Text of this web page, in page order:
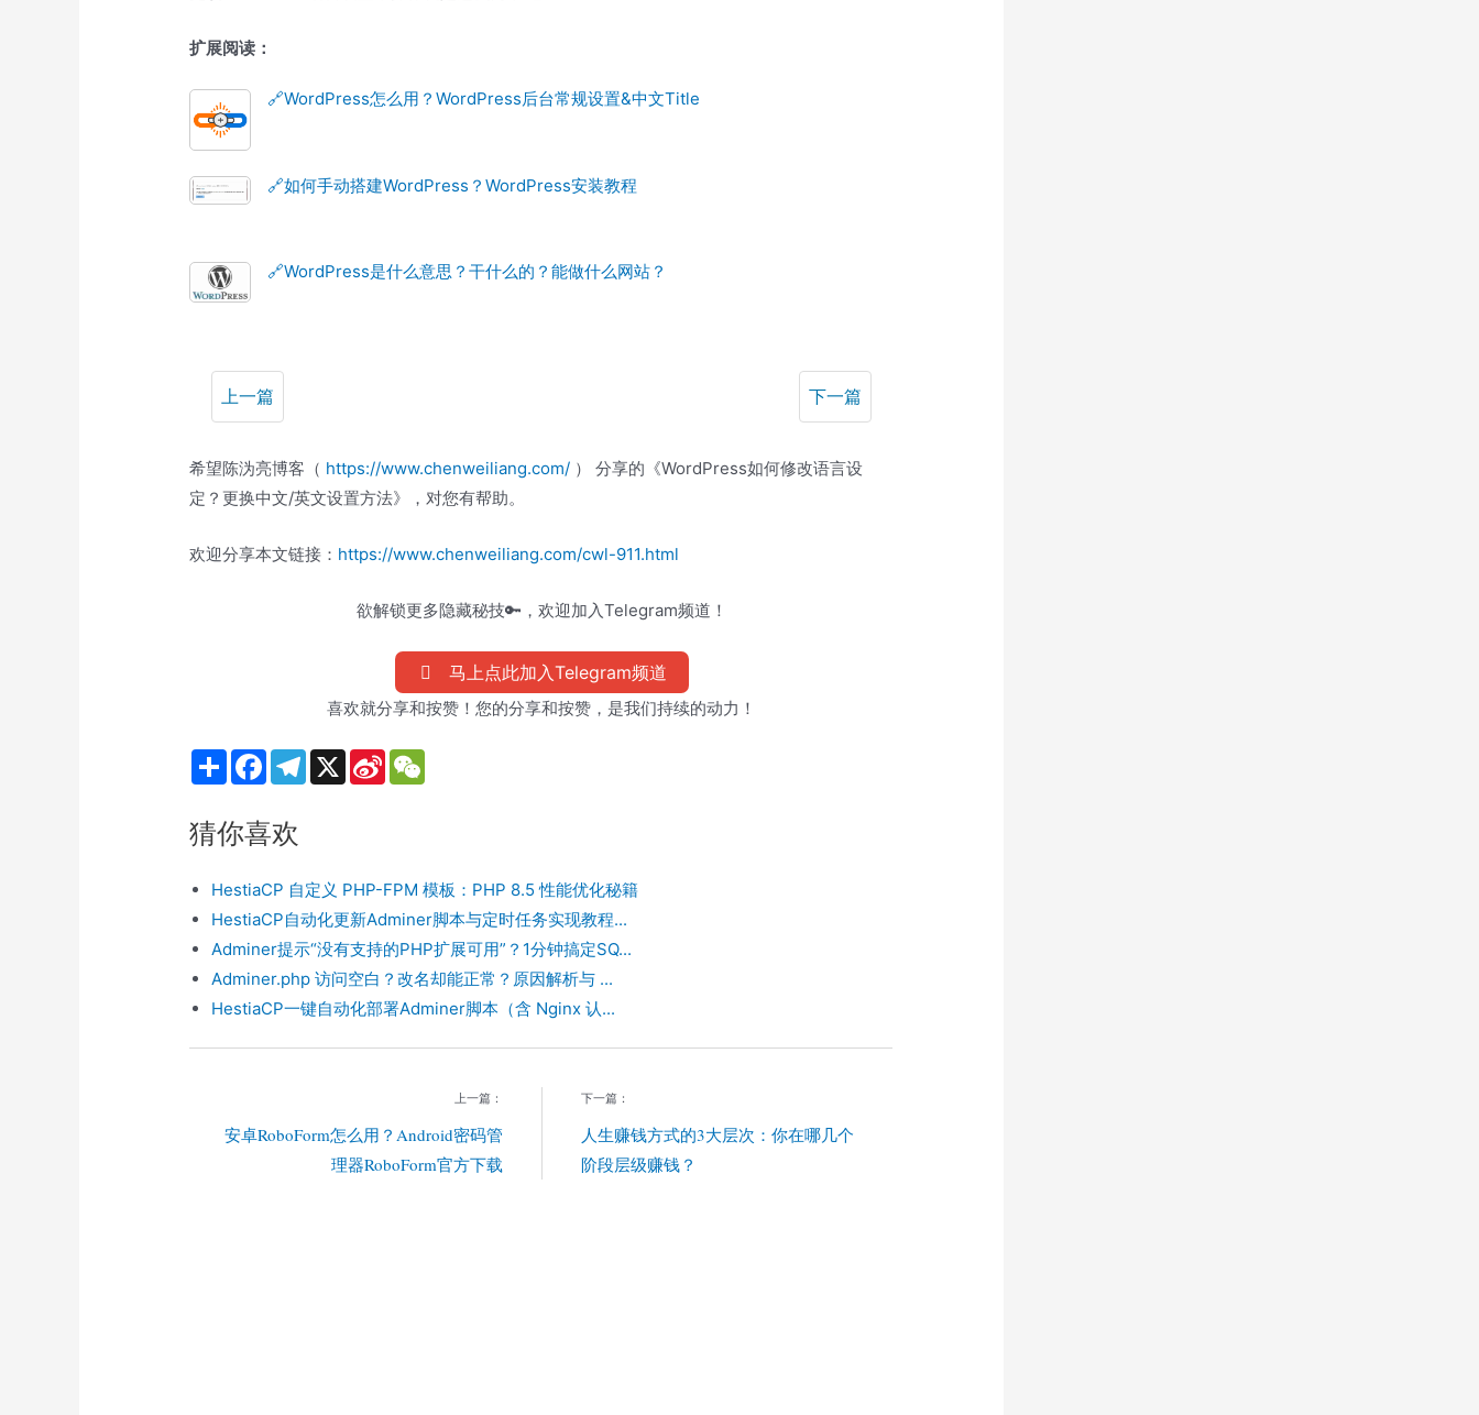
扩展阅读：
🔗WordPress怎么用？WordPress后台常规设置&中文Title
🔗如何手动搭建WordPress？WordPress安装教程
🔗WordPress是什么意思？干什么的？能做什么网站？
上一篇 下一篇
希望陈沩亮博客（ https://www.chenweiliang.com/ ） 分享的《WordPress如何修改语言设
定？更换中文/英文设置方法》，对您有帮助。
欢迎分享本文链接： https://www.chenweiliang.com/cwl-911.html
欲解锁更多隐藏秘技🔑，欢迎加入Telegram频道！
马上点此加入Telegram频道
喜欢就分享和按赞！您的分享和按赞，是我们持续的动力！
S
h
e
F
b
o
k
T
m
X
S
b
o
猜你喜欢
HestiaCP 自定义 PHP-FPM 模板：PHP 8.5 性能优化秘籍
HestiaCP自动化更新Adminer脚本与定时任务实现教程...
Adminer提示“没有支持的PHP扩展可用”？1分钟搞定SQ...
Adminer.php 访问空白？改名却能正常？原因解析与 ...
HestiaCP一键自动化部署Adminer脚本（含 Nginx 认...
上一篇：
安卓RoboForm怎么用？Android密码管
理器RoboForm官方下载
下一篇：
人生赚钱方式的3大层次：你在哪几个
阶段层级赚钱？